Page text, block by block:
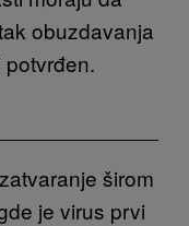
obuzdavanja
širom
je virus prvi